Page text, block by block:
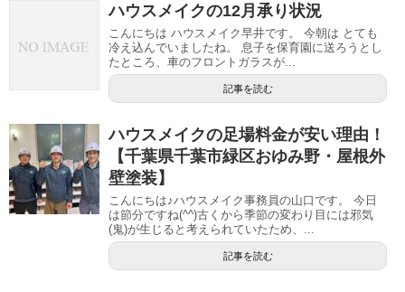
ハウスメイクの12月承り状況
こんにちは ハウスメイク早井です。 今朝は とても
冷え込んでいましたね。 息子を保育園に送ろうとし
たところ、車のフロントガラスが...
記事を読む
ハウスメイクの足場料金が安い理由！
【千葉県千葉市緑区おゆみ野・屋根外
壁塗装】
こんにちは♪ハウスメイク事務員の山口です。 今日
は節分ですね(^^)古くから季節の変わり目には邪気
(鬼)が生じると考えられていたため、...
記事を読む